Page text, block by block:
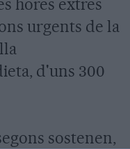
hores extres
urgents de la
d'uns 300
sostenen,